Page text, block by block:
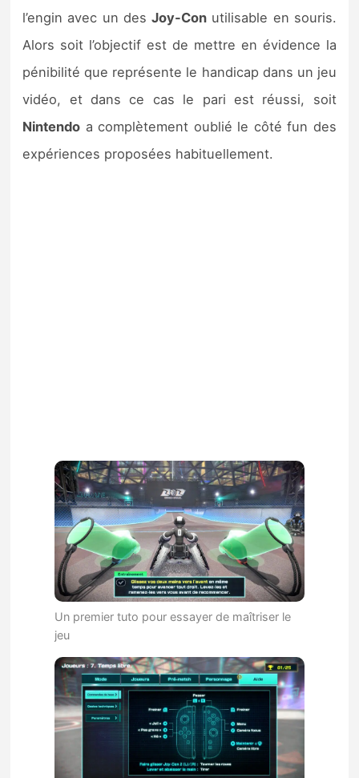
l’engin avec un desJoy-Con utilisable en souris.
Alors soit l’objectif est de mettre en évidence la
pénibilité que représente le handicap dans un jeu
vidéo, et dans ce cas le pari est réussi, soit
Nintendo a complètement oublié le côté fun des
expériences proposées habituellement.
Un premier tuto pour essayer de maîtriser le
jeu